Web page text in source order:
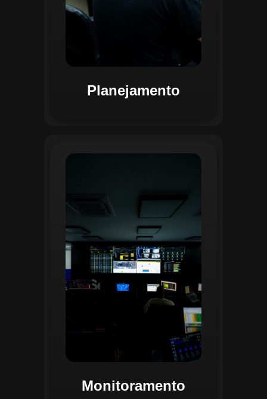
Planejamento
Monitoramento
planejadas. Utilizando um videowall
central e sistemas de convergência
informações operacionais,
identificando gargalos, não
conformidades e oportunidades de
melhoria.